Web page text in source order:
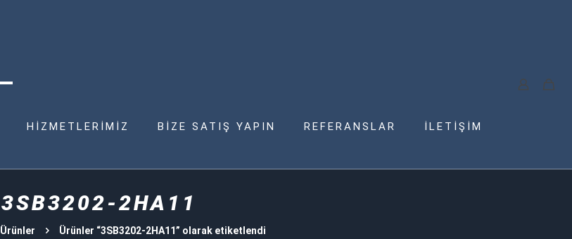
HİZMETLERİMİZ BİZE SATIŞ YAPIN REFERANSLAR İLETİŞİM
3SB3202-2HA11
Ürünler Ürünler “3SB3202-2HA11” olarak etiketlendi